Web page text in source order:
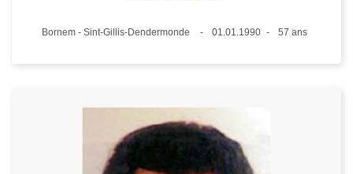
Lieux
Bornem - Sint-Gillis-Dendermonde
01.01.1990
57 ans